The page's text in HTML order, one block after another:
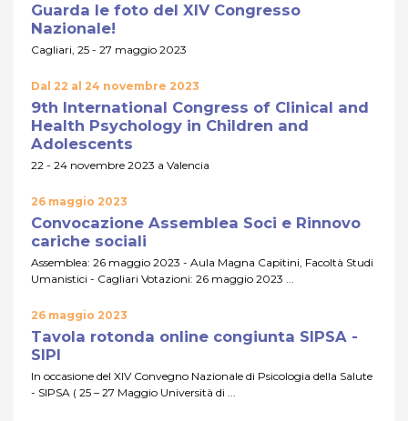
Guarda le foto del XIV Congresso
Nazionale!
Cagliari, 25 - 27 maggio 2023
Dal 22 al 24 novembre 2023
9th International Congress of Clinical and
Health Psychology in Children and
Adolescents
22 - 24 novembre 2023 a Valencia
26 maggio 2023
Convocazione Assemblea Soci e Rinnovo
cariche sociali
Assemblea: 26 maggio 2023 - Aula Magna Capitini, Facoltà Studi
Umanistici - Cagliari Votazioni: 26 maggio 2023 ...
26 maggio 2023
Tavola rotonda online congiunta SIPSA -
SIPI
In occasione del XIV Convegno Nazionale di Psicologia della Salute
- SIPSA ( 25 – 27 Maggio Università di ...